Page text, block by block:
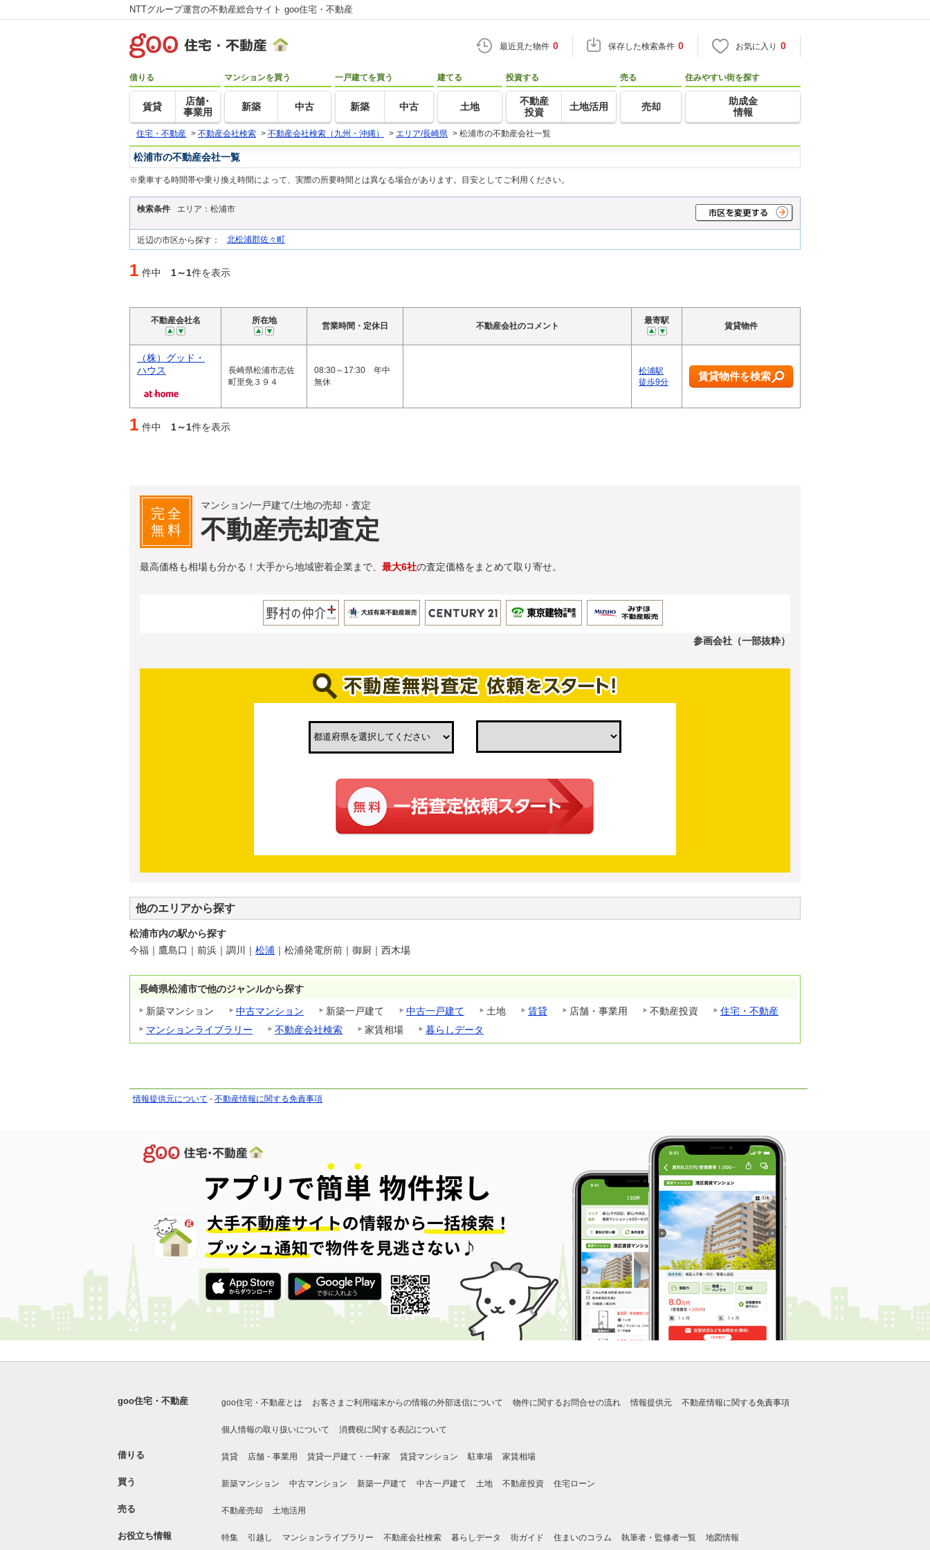
NTTグループ運営の不動産総合サイト goo住宅・不動産
最近見た物件 0 保存した検索条件 0 お気に入り 0
借りる
賃貸
店舗･
事業用
マンションを買う
新築 中古
一戸建てを買う
新築 中古
建てる
土地
投資する
不動産
投資
土地活用
売る
売却
住みやすい街を探す
助成金
情報
住宅・不動産 > 不動産会社検索 > 不動産会社検索（九州・沖縄） > エリア/長崎県 > 松浦市の不動産会社一覧
松浦市の不動産会社一覧
※乗車する時間帯や乗り換え時間によって、実際の所要時間とは異なる場合があります。目安としてご利用ください。
検索条件 エリア：松浦市
近辺の市区から探す： 北松浦郡佐々町
1 件中 1～1件を表示
不動産会社名 所在地
営業時間・定休日 不動産会社のコメント
最寄駅
賃貸物件
（株）グッド・
ハウス
長崎県松浦市志佐
町里免３９４
08:30～17:30 年中
無休
松浦駅
徒歩9分
賃貸物件を検索
1 件中 1～1件を表示
完全
無料
マンション/一戸建て/土地の売却・査定
不動産売却査定
最高価格も相場も分かる！大手から地域密着企業まで、 最大6社の査定価格をまとめて取り寄せ。
参画会社（一部抜粋）
他のエリアから探す
松浦市内の駅から探す
今福 ｜ 鷹島口 ｜ 前浜 ｜ 調川 ｜ 松浦 ｜ 松浦発電所前 ｜ 御厨 ｜ 西木場
長崎県松浦市で他のジャンルから探す
新築マンション
中古マンション 新築一戸建て 中古一戸建て 土地 賃貸 店舗・事業用 不動産投資
住宅・不動産
マンションライブラリー
不動産会社検索 家賃相場 暮らしデータ
情報提供元について - 不動産情報に関する免責事項
goo住宅・不動産 goo住宅・不動産とは お客さまご利用端末からの情報の外部送信について 物件に関するお問合せの流れ 情報提供元 不動産情報に関する免責事項
個人情報の取り扱いについて 消費税に関する表記について
借りる 賃貸 店舗・事業用 賃貸一戸建て・一軒家 賃貸マンション 駐車場 家賃相場
買う 新築マンション 中古マンション 新築一戸建て 中古一戸建て 土地 不動産投資 住宅ローン
売る 不動産売却 土地活用
お役立ち情報 特集 引越し マンションライブラリー 不動産会社検索 暮らしデータ 街ガイド 住まいのコラム 執筆者・監修者一覧 地図情報